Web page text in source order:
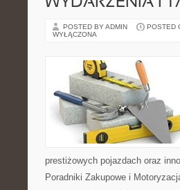
POSTED BY ADMIN POSTED
WYŁĄCZONA
prestiżowych pojazdach oraz
Poradniki Zakupowe i